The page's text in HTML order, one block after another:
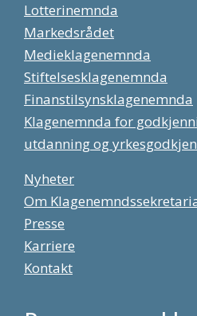
Lotterinemnda
Markedsrådet
Medieklagenemnda
Stiftelsesklagenemnda
Finanstilsynsklagenemnda
Klagenemnda for
utdanning og
Nyheter
Om
Presse
Karriere
Kontakt